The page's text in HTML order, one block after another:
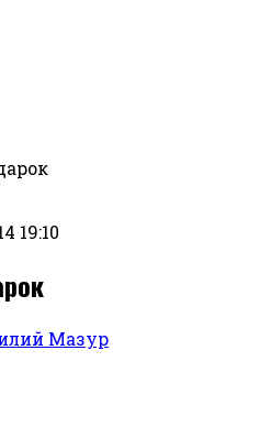
19:10
Мазур